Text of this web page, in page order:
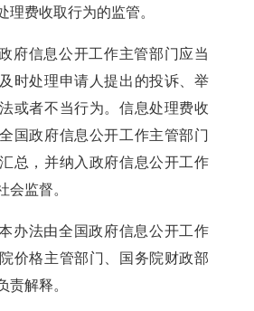
理费收取行为的监管。
府信息公开工作主管部门应当
时处理申请人提出的投诉、举
或者不当行为。信息处理费收
国政府信息公开工作主管部门
总，并纳入政府信息公开工作
会监督。
办法由全国政府信息公开工作
价格主管部门、国务院财政部
责解释。